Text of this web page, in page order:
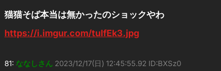
猫猫そば本当は無かったのショックやわ
https://i.imgur.com/tuIfEk3.jpg
81: ななしさん 2023/12/17(日) 12:45:55.92 ID:BXSz0